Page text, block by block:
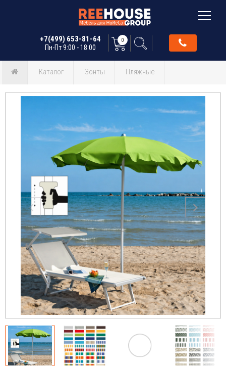
+7(499) 653-81-64
Пн-Пт 9:00 - 18:00
0
Каталог Зонты Пляжные